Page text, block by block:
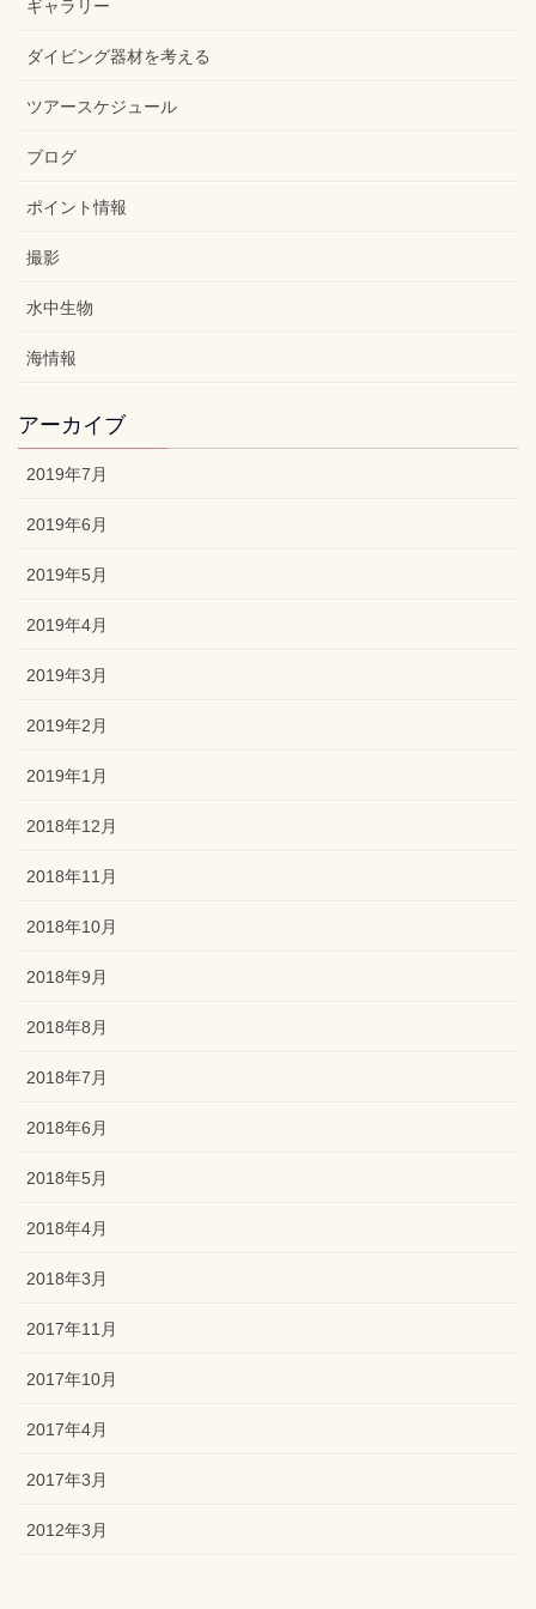
ギャラリー
ダイビング器材を考える
ツアースケジュール
ブログ
ポイント情報
撮影
水中生物
海情報
アーカイブ
2019年7月
2019年6月
2019年5月
2019年4月
2019年3月
2019年2月
2019年1月
2018年12月
2018年11月
2018年10月
2018年9月
2018年8月
2018年7月
2018年6月
2018年5月
2018年4月
2018年3月
2017年11月
2017年10月
2017年4月
2017年3月
2012年3月